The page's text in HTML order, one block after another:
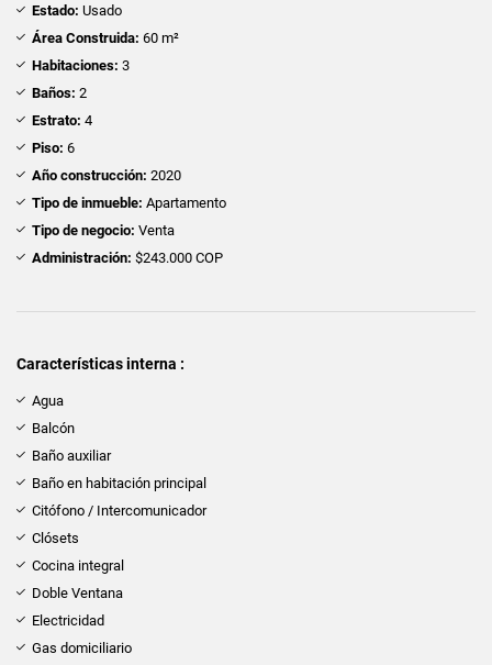
Estado: Usado
Área Construida: 60 m²
Habitaciones: 3
Baños: 2
Estrato: 4
Piso: 6
Año construcción: 2020
Tipo de inmueble: Apartamento
Tipo de negocio: Venta
Administración: $243.000 COP
Características interna :
Agua
Balcón
Baño auxiliar
Baño en habitación principal
Citófono / Intercomunicador
Clósets
Cocina integral
Doble Ventana
Electricidad
Gas domiciliario